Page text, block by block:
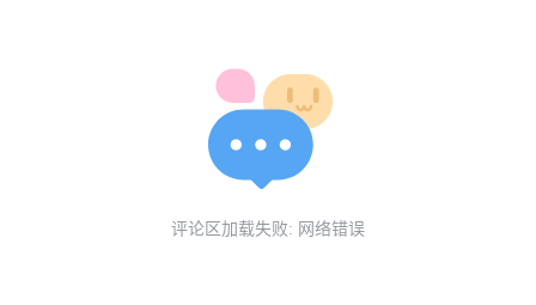
▌官方周边店铺指路
「miHoYo旗舰店」
评论区加载失败: 网络错误